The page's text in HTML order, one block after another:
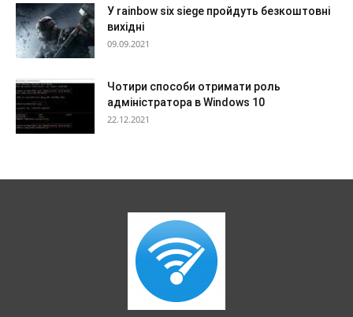
У rainbow six siege пройдуть безкоштовні
вихідні
09.09.2021
Чотири способи отримати роль
адміністратора в Windows 10
22.12.2021